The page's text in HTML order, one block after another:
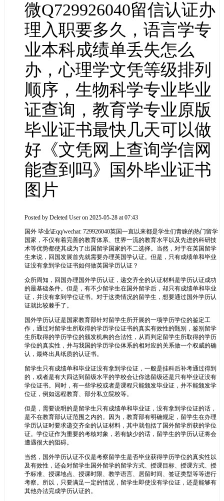
微Q729926040留信认证办
理入职要多久，语言学专
业本科成绩单丢失怎么
办，心理学文凭等级排列
顺序，生物科学专业毕业
证查询，教育学专业原版
毕业证书最快几天可以做
好《文凭网上查询学信网
能查到吗》国外毕业证书
图片
Posted by Deleted User on 2025-05-28 at 07:43
国外 毕业证qq/wechat: 729926040英国一直以来都是学生们青睐的热门留学
国家，不仅有着完善的教育体系、世界一流的教育水平以及先进的科研技
术等优势都使其成为了出国留学国家的不二选择。当然，对于在英国留学
生来说，回国发展首先就需要办理英国学认证。但是，只有成绩单和毕业
证没有拿到学位证书如何做英国学历认证？
众所周知，回国办理国外学历认证，递交齐全的认证材料是学历认证成功
的最基础条件。但是，有不少留学生在国外留学后，却只有成绩单和毕业
证，并没有拿到学位证书。对于这类情况的留学生，想要通过国外学历认
证就比较棘手了。
国外学历认证是国家教育部针对留学生所开展的一项学历学位的鉴定工
作，通过对留学生所取得的学历学位证书的真实有效性的甄别，鉴别留学
生所取得的学历学位的颁发机构的合法性，从而判定留学生所取得的学历
学位的真实性，并与我国的学历学位体系的相对应的关系做一个权威的确
认，最终出具纸质的认证书。
留学生只有成绩单和毕业证没有拿到学位证，一般是挂科后补考通过得到
的，或者是有大四达到留级水平的学校会让你选留级还是只有毕业证没有
学位证书。同时，有一些学校或者是课程只能颁发毕业证，并不能颁发学
位证，例如远程教育、部分私立院校等。
但是，需要说明的是留学生只有成绩单和毕业证，没有拿到学位证的话，
是不在教育部认证范围之内的。因为，教育部有明确规定，留学生在办理
学历认证时要求递交齐全的认证材料，其中就包括了国外留学所获的学位
证。学位证作为重要的考核对象，若有缺少的话，留学生的学历认证将会
遭遇很大的阻碍。
当然，国外学历认证不仅是考察留学生是否毕业获得学历学位的真实性以
及有效性，还会对留学生国外留学的留学方式、授课目标、授课方式、授
予标准、授课地点、授课时限、教学语言、居留时间、签证类型等等进行
考察。所以，只要满足一定的情况，留学生即使没有学位证，还是能够有
其他办法完成学历认证的。